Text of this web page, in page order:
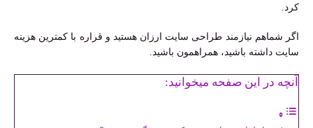
کرد.
اگر شماهم نیازمند طراحی سایت ارزان هستید و قراره با کمترین هزینه
سایت داشته باشید، همراهمون باشید.
آنچه در این صفحه میخوانید: